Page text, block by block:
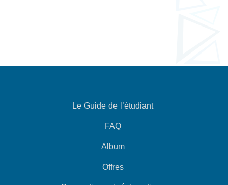
Le Guide de l’étudiant
FAQ
Album
Offres